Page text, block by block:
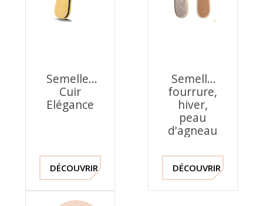
Semelles
Cuir
Elégance
DÉCOUVRIR !
Semelle
fourrure,
hiver,
peau
d'agneau
DÉCOUVRIR !